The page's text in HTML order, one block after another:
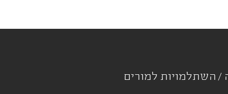
השתלמויות למורים